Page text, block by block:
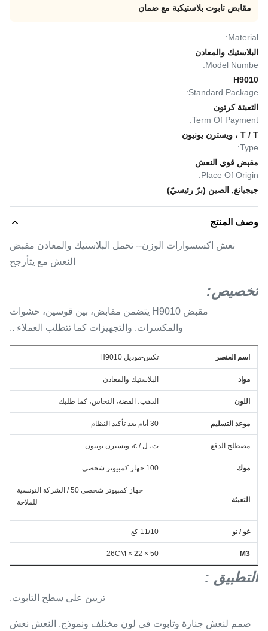
مقابض تابوت بلاستيكية مع ضمان
Material:
البلاستيك والمعادن
Model Numbe:
H9010
Standard Package:
التعبئة كرتون
Term Of Payment:
T / T ، ويسترن يونيون
Type:
مقبض قوي النعش
Place Of Origin:
جيجيانغ, الصين (برّ رئيسيّ)
وصف المنتج
نعش اكسسوارات الوزن-- تحمل البلاستيك والمعادن مقبض
النعش مع يتأرجح
تخصيص:
مقبض H9010 يتضمن مقابض، بين قوسين، حشوات
والمكسرات. والتجهيزات كما تتطلب العملاء ..
اسم العنصر تكس-موديل H9010
مواد البلاستيك والمعادن
اللون الذهب، الفضة، النحاس، كما طلبك
موعد التسليم 30 أيام بعد تأكيد النظام
مصطلح الدفع ت، ل / c، ويسترن يونيون
موك 100 جهاز كمبيوتر شخصى
التعبئة
جهاز كمبيوتر شخصى 50 / الشركة التونسية
للملاحة
غو / نو 11/10 كغ
M3
50 × 22 × 26CM
التطبيق :
تزيين على سطح التابوت.
صمم لنعش جنازة وتابوت في لون مختلف ونموذج. النعش نعش